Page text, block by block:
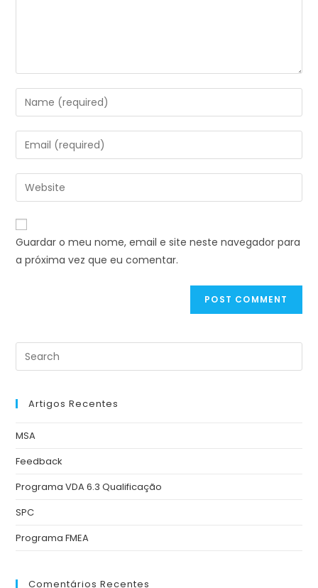
Guardar o meu nome, email e site neste navegador para
a próxima vez que eu comentar.
Artigos Recentes
MSA
Feedback
Programa VDA 6.3 Qualificação
SPC
Programa FMEA
Comentários Recentes